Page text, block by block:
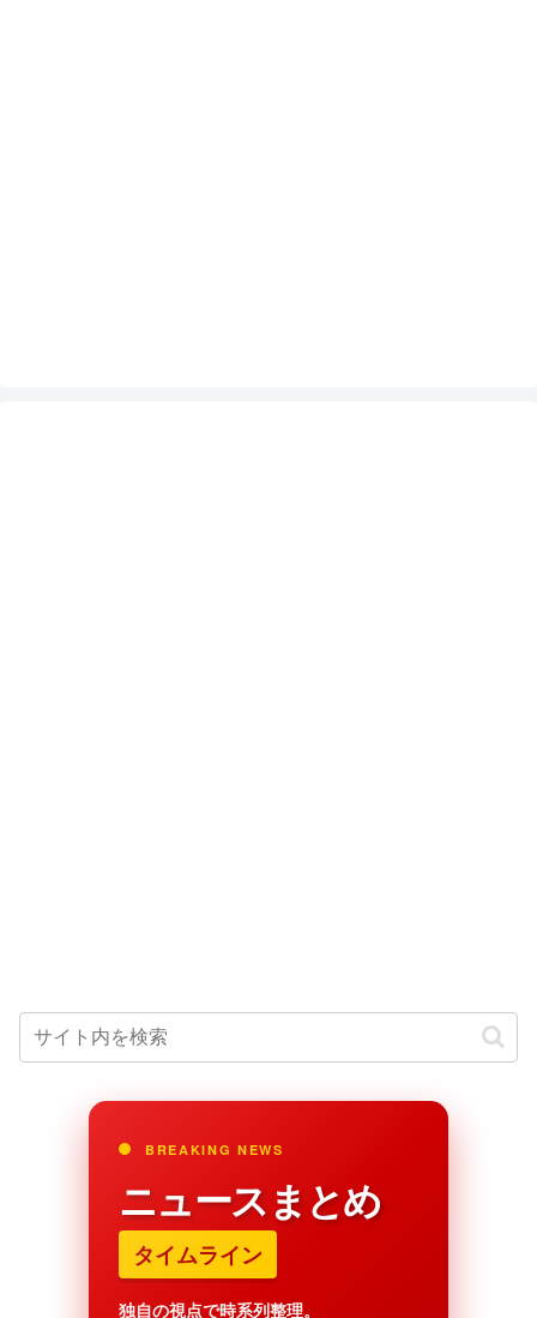
BREAKING NEWS
ニュースまとめ
タイムライン
独自の視点で時系列整理。